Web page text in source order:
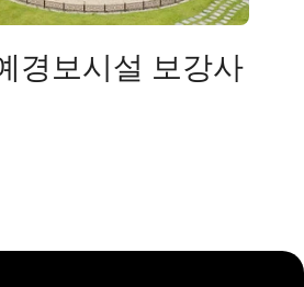
경보시설 보강사